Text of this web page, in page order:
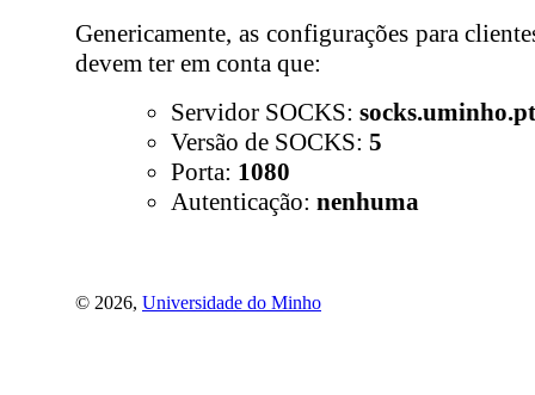
Genericamente, as configurações para
devem ter em conta que:
Servidor SOCKS: socks.uminho.pt
Versão de SOCKS: 5
Porta: 1080
Autenticação: nenhuma
© 2026, Universidade do Minho